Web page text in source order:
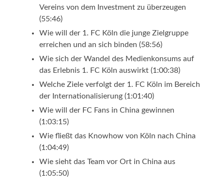
Vereins von dem Investment zu überzeugen
(55:46)
Wie will der 1. FC Köln die junge Zielgruppe
erreichen und an sich binden (58:56)
Wie sich der Wandel des Medienkonsums auf
das Erlebnis 1. FC Köln auswirkt (1:00:38)
Welche Ziele verfolgt der 1. FC Köln im Bereich
der Internationalisierung (1:01:40)
Wie will der FC Fans in China gewinnen
(1:03:15)
Wie fließt das Knowhow von Köln nach China
(1:04:49)
Wie sieht das Team vor Ort in China aus
(1:05:50)